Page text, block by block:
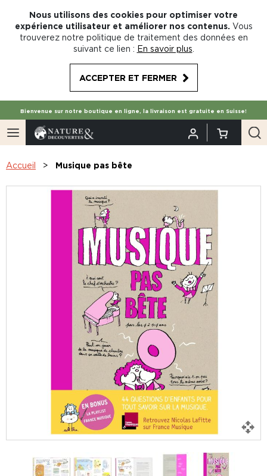
Nous utilisons des cookies pour optimiser votre
expérience utilisateur et améliorer nos contenus. Vous
trouverez notre politique de traitement des données en
suivant ce lien : En savoir plus
ACCEPTER ET FERMER
Bienvenue sur notre boutique en ligne, la livraison est gratuite en Suisse!
Accueil Musique pas bête